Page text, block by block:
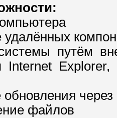
удалённых
путём
Internet
обновления
файлов